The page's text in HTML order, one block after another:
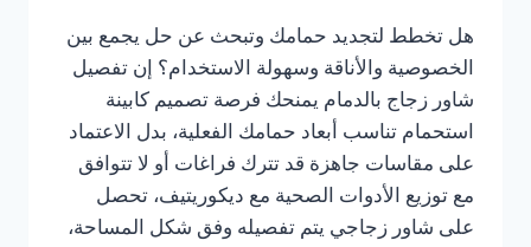
هل تخطط لتجديد حمامك وتبحث عن حل يجمع بين
الخصوصية والأناقة وسهولة الاستخدام؟ إن تفصيل
شاور زجاج بالدمام يمنحك فرصة تصميم كابينة
استحمام تناسب أبعاد حمامك الفعلية، بدل الاعتماد
على مقاسات جاهزة قد تترك فراغات أو لا تتوافق
مع توزيع الأدوات الصحية مع ديكوريتيف، تحصل
على شاور زجاجي يتم تفصيله وفق شكل المساحة،